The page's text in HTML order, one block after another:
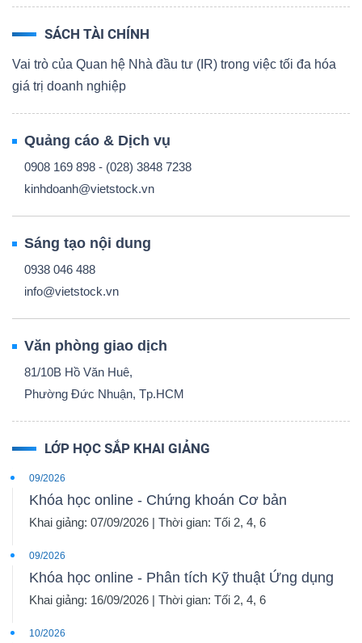
SÁCH TÀI CHÍNH
Vai trò của Quan hệ Nhà đầu tư (IR) trong việc tối đa hóa
giá trị doanh nghiệp
Quảng cáo & Dịch vụ
0908 169 898 - (028) 3848 7238
kinhdoanh@vietstock.vn
Sáng tạo nội dung
0938 046 488
info@vietstock.vn
Văn phòng giao dịch
81/10B Hồ Văn Huê,
Phường Đức Nhuận, Tp.HCM
LỚP HỌC SẮP KHAI GIẢNG
09/2026
Khóa học online - Chứng khoán Cơ bản
Khai giảng: 07/09/2026 | Thời gian: Tối 2, 4, 6
09/2026
Khóa học online - Phân tích Kỹ thuật Ứng dụng
Khai giảng: 16/09/2026 | Thời gian: Tối 2, 4, 6
10/2026